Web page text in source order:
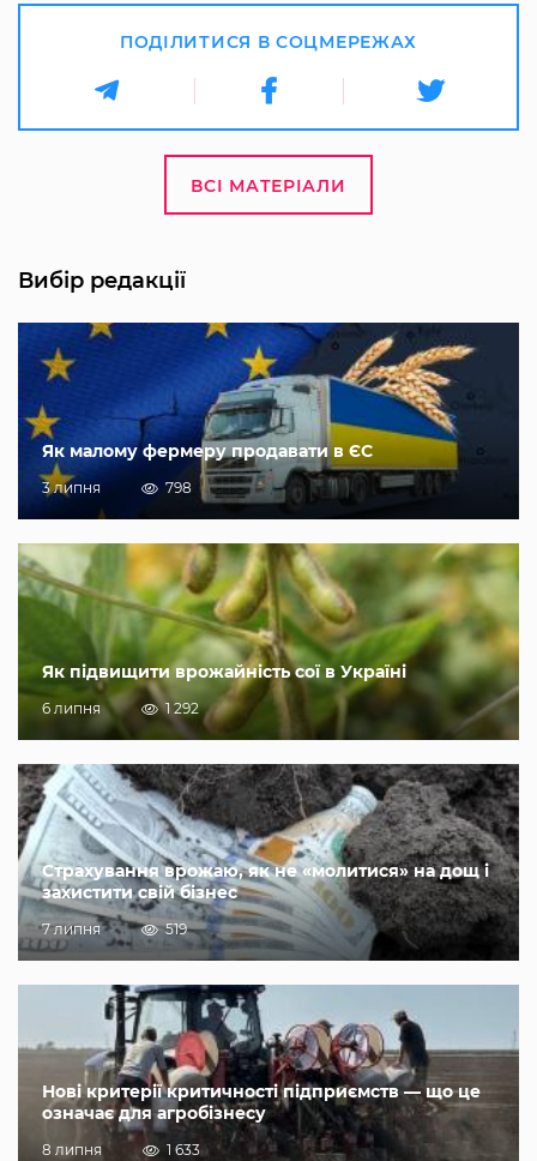
ПОДІЛИТИСЯ В СОЦМЕРЕЖАХ
ВСІ МАТЕРІАЛИ
Вибір редакції
Як малому фермеру продавати в ЄС
3 липня 798
Як підвищити врожайність сої в Україні
6 липня 1 292
Страхування врожаю, як не «молитися» на дощ і
захистити свій бізнес
7 липня 519
Нові критерії критичності підприємств — що це
означає для агробізнесу
8 липня 1 633